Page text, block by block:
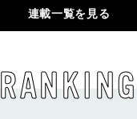
連載一覧を見る
RANKING